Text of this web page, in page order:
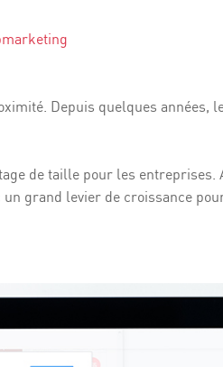
Depuis quelques années,
de taille pour les
grand levier de croissance